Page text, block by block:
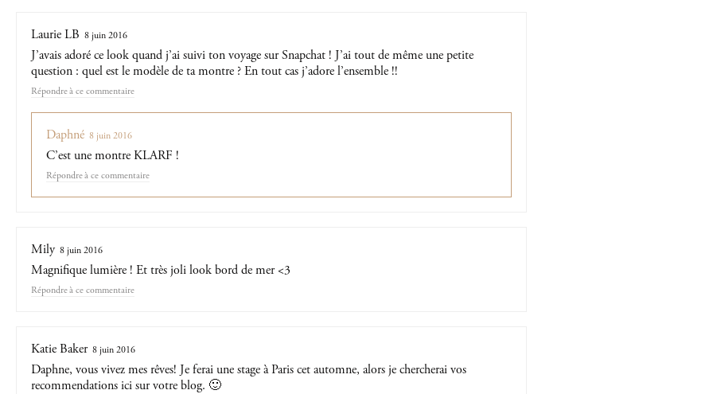
Laurie LB 8 juin 2016
J’avais adoré ce look quand j’ai suivi ton voyage sur Snapchat ! J’ai tout de même une petite
question : quel est le modèle de ta montre ? En tout cas j’adore l’ensemble !!
Répondre
Daphné 8 juin 2016
C’est une montre KLARF !
Répondre
Mily 8 juin 2016
Magnifique lumière ! Et très joli look bord de mer <3
Répondre
Katie Baker 8 juin 2016
Daphne, vous vivez mes rêves! Je ferai une stage à Paris cet automne, alors je chercherai vos
recommendations ici sur votre blog. 🙂